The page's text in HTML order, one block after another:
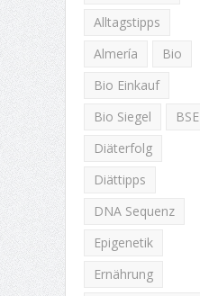
Alltagstipps
Almería
Bio
Bio Einkauf
Bio Siegel
BSE
Diäterfolg
Diättipps
DNA Sequenz
Epigenetik
Ernährung